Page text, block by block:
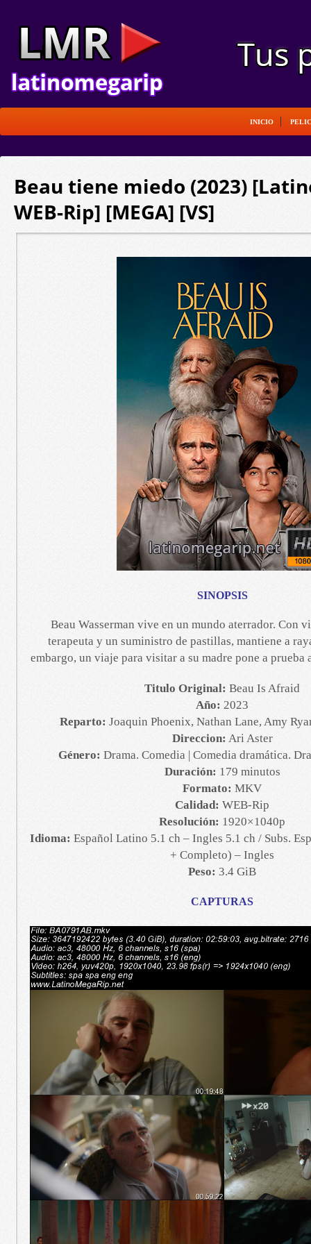
INICIO
Beau tiene miedo (2023)
WEB-Rip] [MEGA] [VS]
SINOPSIS
Beau Wasserman vive en un mundo aterrador. Con
terapeuta y un suministro de pastillas, mantiene a
embargo, un viaje para visitar a su madre pone a prueba
Titulo Original: Beau Is Afraid
Año: 2023
Reparto: Joaquin Phoenix, Nathan Lane, Amy
Direccion: Ari Aster
Género: Drama. Comedia | Comedia dramática.
Duración: 179 minutos
Formato: MKV
Calidad: WEB-Rip
Resolución: 1920×1040p
Idioma: Español Latino 5.1 ch – Ingles 5.1 ch / Subs.
+ Completo) – Ingles
Peso: 3.4 GiB
CAPTURAS